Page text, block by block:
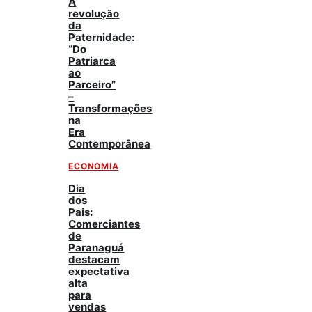
revolução
da
Paternidade:
“Do
Patriarca
ao
Parceiro”
–
Transformações
na
Era
Contemporânea
ECONOMIA
Dia
dos
Pais:
Comerciantes
de
Paranaguá
destacam
expectativa
alta
para
vendas